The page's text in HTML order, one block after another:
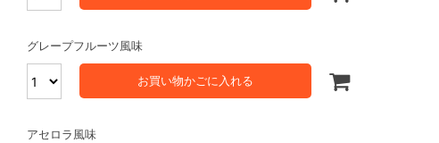
グレープフルーツ風味
お買い物かごに入れる
アセロラ風味